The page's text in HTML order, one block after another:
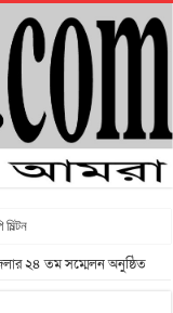
২৪ তম সম্মেলন অনুষ্ঠিত